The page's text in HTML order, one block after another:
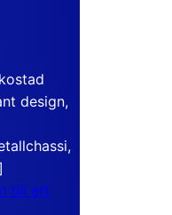
design,
till ett